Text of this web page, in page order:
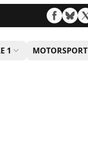
1 MOTORSPORT